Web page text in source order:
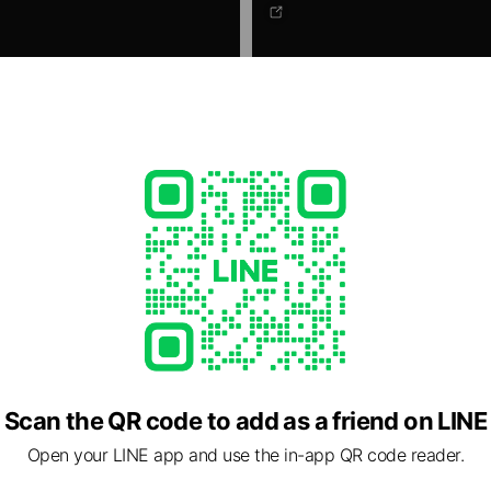
就是選錯尺寸，為了幫助大家更安
流品牌的球衣尺寸資訊，包括「球迷
照表與實際測量數據。
印號與臂章皆由我們家氣壓燙印機完
的更平整，更不容易掉，效果與耐久度更好。 我
燙印技術非常有信心，從查資料、比
準確，每次燙印都親自處理，確保品
Scan the QR code to add as a friend on LINE
Open your LINE app and use the in-app QR code reader.